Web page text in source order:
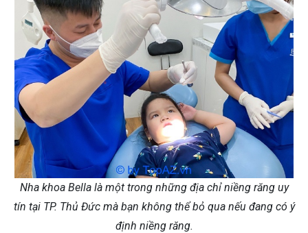
Nha khoa Bella là một trong những địa chỉ niềng răng uy
tín tại TP. Thủ Đức mà bạn không thể bỏ qua nếu đang có ý
định niềng răng.